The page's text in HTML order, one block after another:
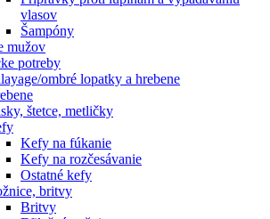
vlasov
Šampóny
mužov
potreby
ombré lopatky a hrebene
štetce, metličky
Kefy na fúkanie
Kefy na rozčesávanie
Ostatné kefy
britvy
Britvy